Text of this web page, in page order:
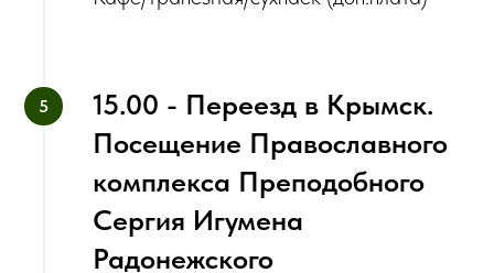
15.00 - Переезд в Крымск.
Посещение Православного
комплекса Преподобного
Сергия Игумена
Радонежского